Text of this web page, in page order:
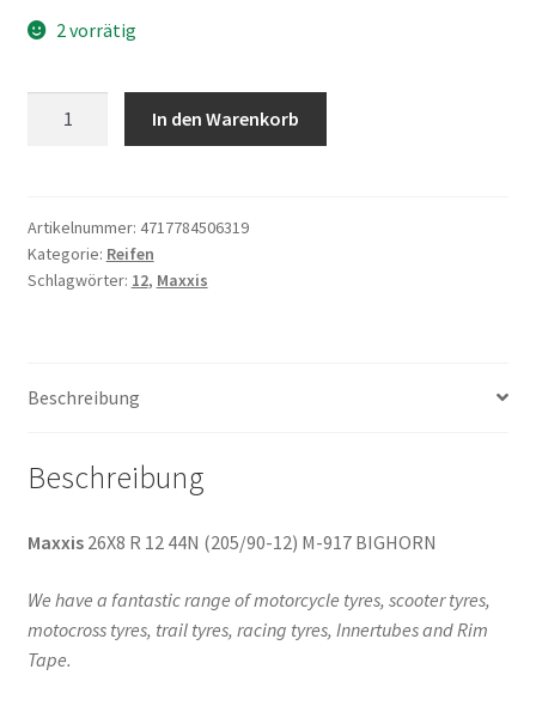
2 vorrätig
12
44N
(205/90-
BIGHORN
In den Warenkorb
Artikelnummer: 4717784506319
Kategorie: Reifen
Schlagwörter: 12, Maxxis
Beschreibung
Beschreibung
Maxxis26X8 R 12 44N (205/90-12) M-917 BIGHORN
We have a fantastic range of motorcycle tyres, scooter tyres,
motocross tyres, trail tyres, racing tyres, Innertubes and Rim
Tape.